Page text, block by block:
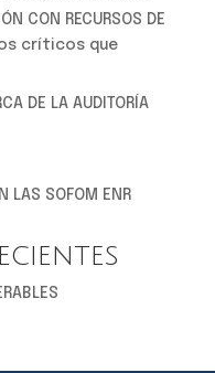
CON RECURSOS DE
críticos que
DE LA AUDITORÍA
LAS SOFOM ENR